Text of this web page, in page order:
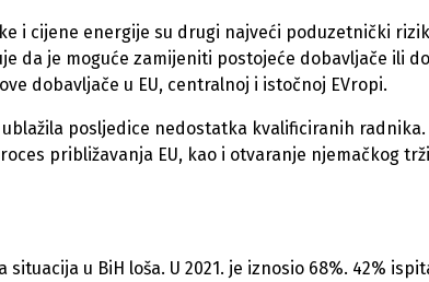
i cijene energije su drugi najveći poduzetnički
da je moguće zamijeniti postojeće dobavljače ili
dobavljače u EU, centralnoj i istočnoj EVropi.
posljedice nedostatka kvalificiranih radnika.
približavanja EU, kao i otvaranje njemačkog
u BiH loša. U 2021. je iznosio 68%. 42%